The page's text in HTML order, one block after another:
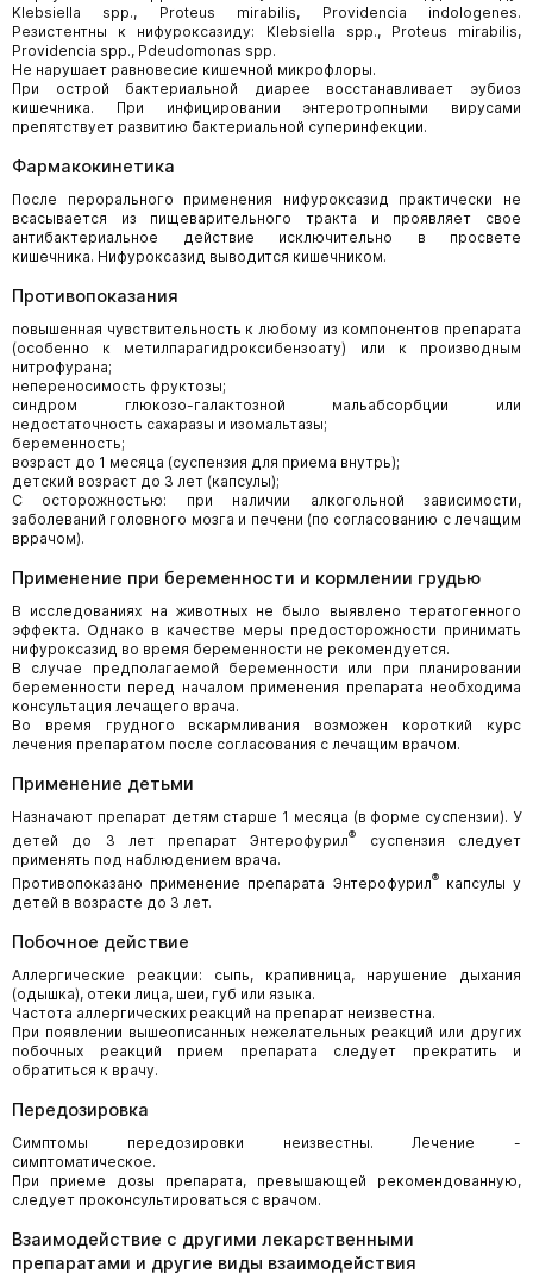
Klebsiella spp., Proteus mirabilis, Providencia indologenes.
Резистентны к нифуроксазиду: Klebsiella spp., Proteus mirabilis,
Providencia spp., Pdeudomonas spp.
Не нарушает равновесие кишечной микрофлоры.
При острой бактериальной диарее восстанавливает эубиоз
кишечника. При инфицировании энтеротропными вирусами
препятствует развитию бактериальной суперинфекции.
Фармакокинетика
После перорального применения нифуроксазид практически не
всасывается из пищеварительного тракта и проявляет свое
антибактериальное действие исключительно в просвете
кишечника. Нифуроксазид выводится кишечником.
Противопоказания
повышенная чувствительность к любому из компонентов препарата
(особенно к метилпарагидроксибензоату) или к производным
нитрофурана;
непереносимость фруктозы;
синдром глюкозо-галактозной мальабсорбции или
недостаточность сахаразы и изомальтазы;
беременность;
возраст до 1 месяца (суспензия для приема внутрь);
детский возраст до 3 лет (капсулы);
С осторожностью: при наличии алкогольной зависимости,
заболеваний головного мозга и печени (по согласованию с лечащим
вррачом).
Применение при беременности и кормлении грудью
В исследованиях на животных не было выявлено тератогенного
эффекта. Однако в качестве меры предосторожности принимать
нифуроксазид во время беременности не рекомендуется.
В случае предполагаемой беременности или при планировании
беременности перед началом применения препарата необходима
консультация лечащего врача.
Во время грудного вскармливания возможен короткий курс
лечения препаратом после согласования с лечащим врачом.
Применение детьми
Назначают препарат детям старше 1 месяца (в форме суспензии). У
детей до 3 лет препарат Энтерофурил®
суспензия следует
применять под наблюдением врача.
Противопоказано применение препарата Энтерофурил®капсулы у
детей в возрасте до 3 лет.
Побочное действие
Аллергические реакции: сыпь, крапивница, нарушение дыхания
(одышка), отеки лица, шеи, губ или языка.
Частота аллергических реакций на препарат неизвестна.
При появлении вышеописанных нежелательных реакций или других
побочных реакций прием препарата следует прекратить и
обратиться к врачу.
Передозировка
Симптомы передозировки неизвестны. Лечение -
симптоматическое.
При приеме дозы препарата, превышающей рекомендованную,
следует проконсультироваться с врачом.
Взаимодействие с другими лекарственными
препаратами и другие виды взаимодействия